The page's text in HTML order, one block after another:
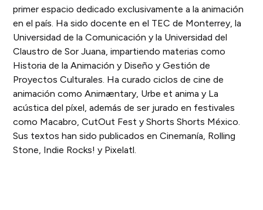
primer espacio dedicado exclusivamente a la animación
en el país. Ha sido docente en el TEC de Monterrey, la
Universidad de la Comunicación y la Universidad del
Claustro de Sor Juana, impartiendo materias como
Historia de la Animación y Diseño y Gestión de
Proyectos Culturales. Ha curado ciclos de cine de
animación como Animæntary, Urbe et anima y La
acústica del píxel, además de ser jurado en festivales
como Macabro, CutOut Fest y Shorts Shorts México.
Sus textos han sido publicados en Cinemanía, Rolling
Stone, Indie Rocks! y Pixelatl.